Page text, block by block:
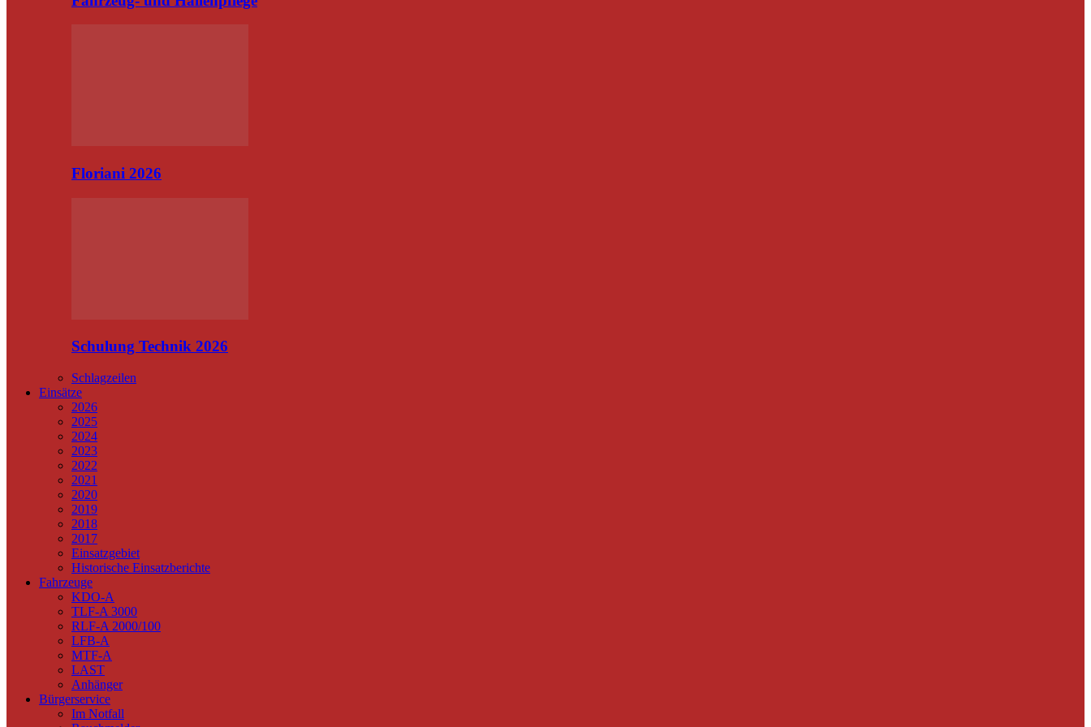
Floriani 2026
Schulung Technik 2026
Schlagzeilen
Einsätze
2026
2025
2024
2023
2022
2021
2020
2019
2018
2017
Einsatzgebiet
Historische Einsatzberichte
Fahrzeuge
KDO-A
TLF-A 3000
RLF-A 2000/100
LFB-A
MTF-A
LAST
Anhänger
Bürgerservice
Im Notfall